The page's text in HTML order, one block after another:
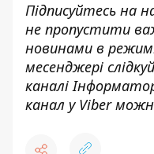
Підписуйтесь на
не пропустити
новинами в
месенджері
каналі
канал у Viber